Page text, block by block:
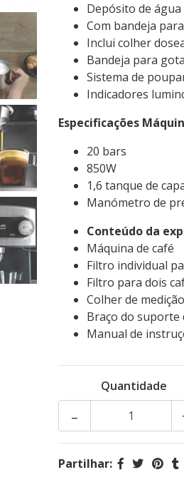
Depósito de água
Com bandeja
Inclui colher
Bandeja para
Sistema de
Indicadores
Especificações
20 bars
850W
1,6 tanque de
Manómetro de
Conteúdo da
Máquina de café
Filtro individual
Filtro para dois
Colher de
Braço do suporte
Manual de
Quantidade
-
Partilhar: